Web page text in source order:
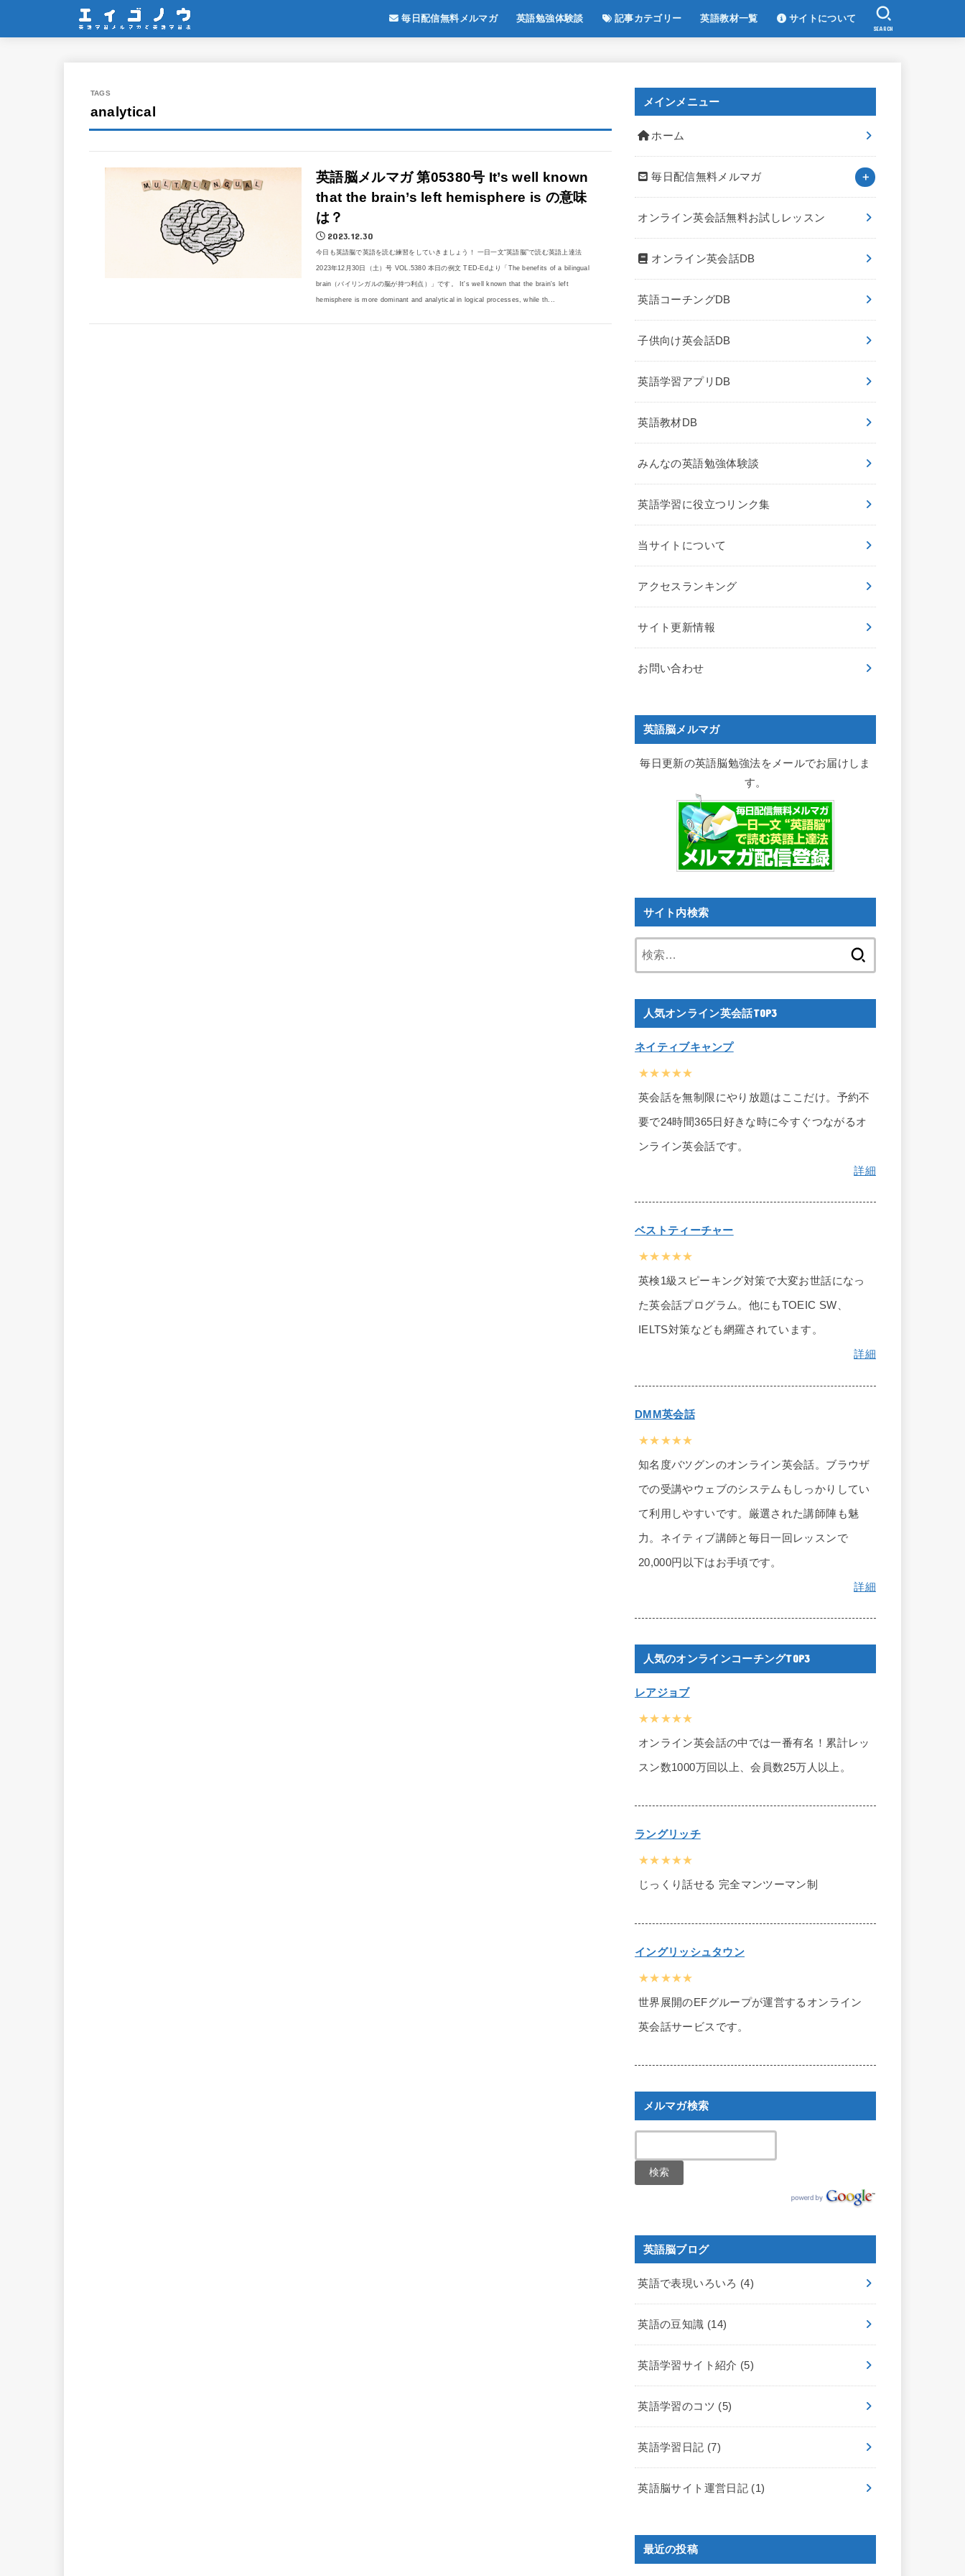
毎日配信無料メルマガ 英語勉強体験談 記事カテゴリー 英語教材一覧 サイトについて
SEARCH
analytical
英語脳メルマガ 第05380号 It’s well known
that the brain’s left hemisphere is の意味
は？
2023.12.30
今日も英語脳で英語を読む練習をしていきましょう！ 一日一文“英語脳”で読む英語上達法
2023年12月30日（土）号 VOL.5380 本日の例文 TED-Edより「The benefits of a bilingual
brain（バイリンガルの脳が持つ利点）」です。 It's well known that the brain's left
hemisphere is more dominant and analytical in logical processes, while th...
メインメニュー
ホーム
毎日配信無料メルマガ
オンライン英会話無料お試しレッスン
オンライン英会話DB
英語コーチングDB
子供向け英会話DB
英語学習アプリDB
英語教材DB
みんなの英語勉強体験談
英語学習に役立つリンク集
当サイトについて
アクセスランキング
サイト更新情報
お問い合わせ
英語脳メルマガ
毎日更新の英語脳勉強法をメールでお届けしま
す。
サイト内検索
人気オンライン英会話TOP3
ネイティブキャンプ
★★★★★
英会話を無制限にやり放題はここだけ。予約不
要で24時間365日好きな時に今すぐつながるオ
ンライン英会話です。
詳細
ベストティーチャー
★★★★★
英検1級スピーキング対策で大変お世話になっ
た英会話プログラム。他にもTOEIC SW、
IELTS対策なども網羅されています。
詳細
DMM英会話
★★★★★
知名度バツグンのオンライン英会話。ブラウザ
での受講やウェブのシステムもしっかりしてい
て利用しやすいです。厳選された講師陣も魅
力。ネイティブ講師と毎日一回レッスンで
20,000円以下はお手頃です。
詳細
人気のオンラインコーチングTOP3
レアジョブ
★★★★★
オンライン英会話の中では一番有名！累計レッ
スン数1000万回以上、会員数25万人以上。
ラングリッチ
★★★★★
じっくり話せる 完全マンツーマン制
イングリッシュタウン
★★★★★
世界展開のEFグループが運営するオンライン
英会話サービスです。
メルマガ検索
英語脳ブログ
英語で表現いろいろ (4)
英語の豆知識 (14)
英語学習サイト紹介 (5)
英語学習のコツ (5)
英語学習日記 (7)
英語脳サイト運営日記 (1)
最近の投稿